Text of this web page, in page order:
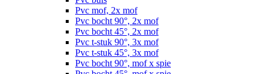
Pvc mof, 2x mof
Pvc bocht 90°, 2x mof
Pvc bocht 45°, 2x mof
Pvc t-stuk 90°, 3x mof
Pvc t-stuk 45°, 3x mof
Pvc bocht 90°, mof x spie